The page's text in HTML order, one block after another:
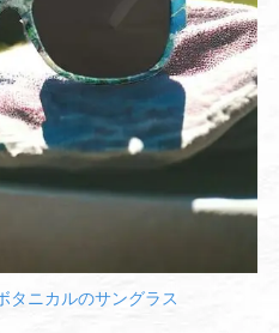
タニカルのサングラス